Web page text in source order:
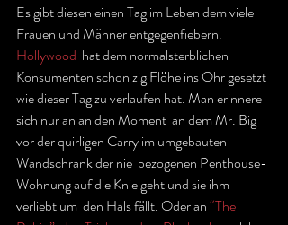
Es gibt diesen einen Tag im Leben dem viele
Frauen und Männer entgegenfiebern.
Hollywood
  hat dem normalsterblichen
Konsumenten schon zig Flöhe ins Ohr gesetzt
wie dieser Tag zu verlaufen hat. Man erinnere
sich nur an an den Moment  an dem Mr. Big
vor der quirligen Carry im umgebauten
Wandschrank der nie  bezogenen Penthouse-
Wohnung auf die Knie geht und sie ihm
verliebt um  den Hals fällt. Oder an “The